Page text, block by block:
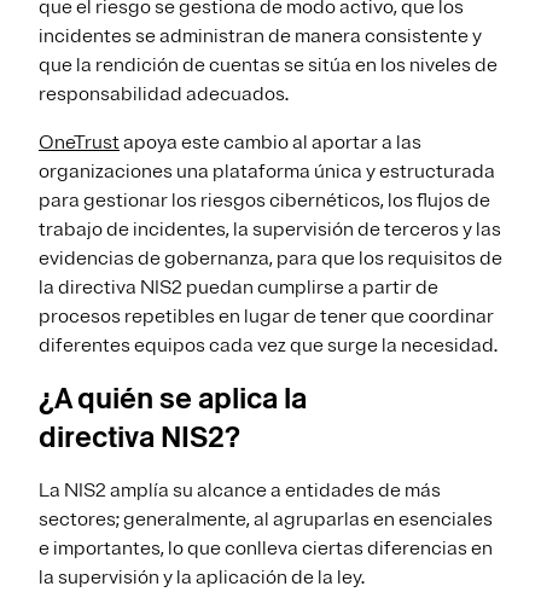
que el riesgo se gestiona de modo activo, que los
incidentes se administran de manera consistente y
que la rendición de cuentas se sitúa en los niveles de
responsabilidad adecuados.
OneTrustapoya este cambio al aportar a las
organizaciones una plataforma única y estructurada
para gestionar los riesgos cibernéticos, los flujos de
trabajo de incidentes, la supervisión de terceros y las
evidencias de gobernanza, para que los requisitos de
la directiva NIS2 puedan cumplirse a partir de
procesos repetibles en lugar de tener que coordinar
diferentes equipos cada vez que surge la necesidad.
¿A quién se aplica la
directiva NIS2?
La NIS2 amplía su alcance a entidades de más
sectores; generalmente, al agruparlas en esenciales
e importantes, lo que conlleva ciertas diferencias en
la supervisión y la aplicación de la ley.